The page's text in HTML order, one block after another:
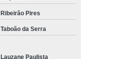
Ribeirão Pires
Taboão da Serra
Lauzane Paulista